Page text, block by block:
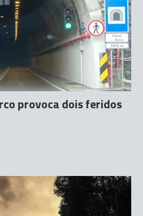
provoca dois feridos